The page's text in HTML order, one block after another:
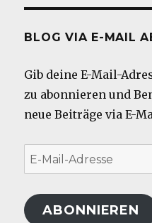
BLOG VIA E-MAIL
Gib deine E-Mail-
zu abonnieren und
neue Beiträge via E-
E-
Mail-
Adresse
ABONNIEREN